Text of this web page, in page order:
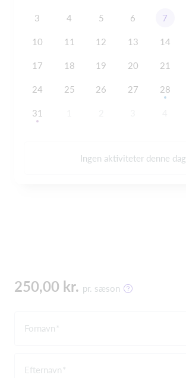
3 4 5 6 7
10 11 12 13 14
17 18 19 20 21
24 25 26 27 28
31
Ingen aktiviteter denne dag
250,00 kr. pr. sæson
Fornavn
Efternavn